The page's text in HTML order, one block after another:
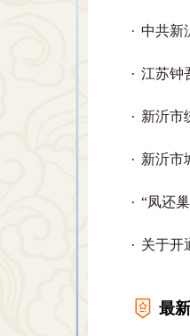
中共新
江苏钟
新沂市
新沂市
“凤还
关于开
最